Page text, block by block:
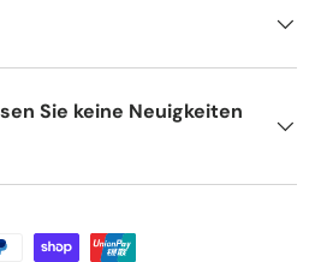
Sie keine Neuigkeiten